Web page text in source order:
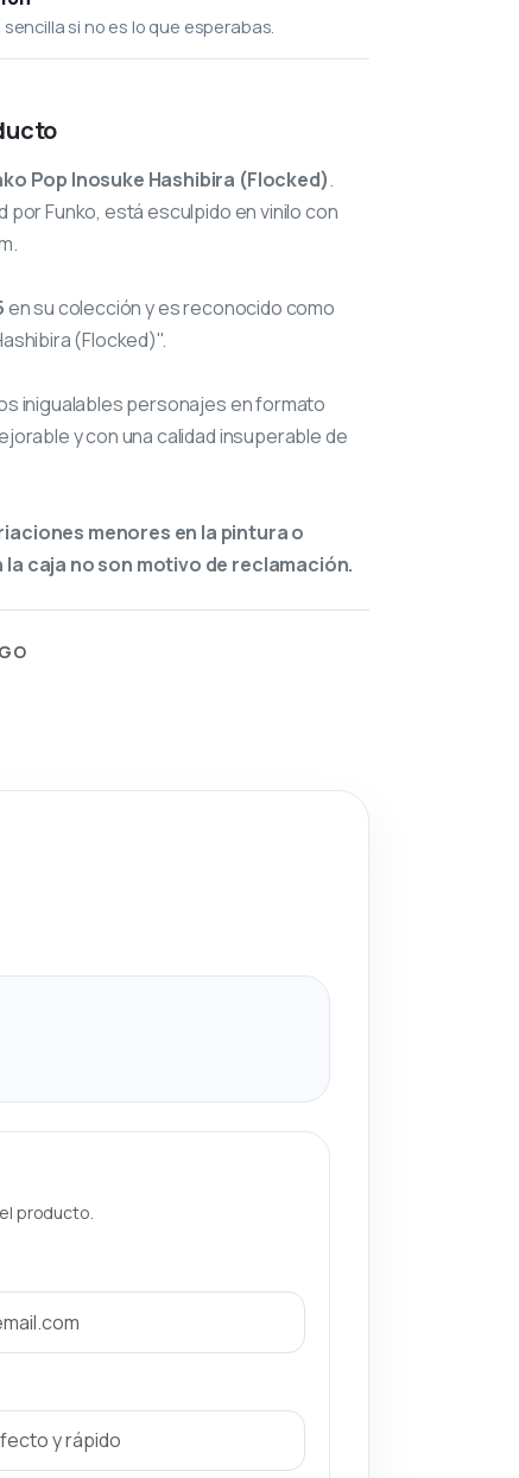
si no es lo que esperabas.
Pop Inosuke Hashibira (Flocked).
por Funko, está esculpido en vinilo con
en su colección y es reconocido como
(Flocked)".
inigualables personajes en formato
y con una calidad insuperable de
menores en la pintura o
caja no son motivo de reclamación.
producto.